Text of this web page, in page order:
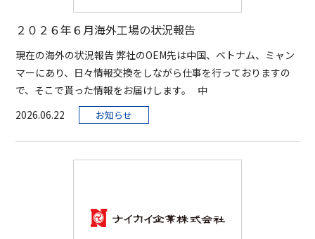
２０２６年６月海外工場の状況報告
現在の海外の状況報告 弊社のOEM先は中国、ベトナム、ミャン
マーにあり、日々情報交換をしながら仕事を行っておりますの
で、そこで貰った情報をお届けします。 中
2026.06.22
お知らせ